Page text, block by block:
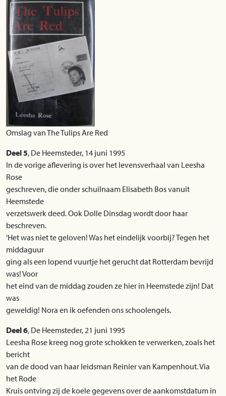
Omslag van The Tulips Are Red
Deel 5, De Heemsteder, 14 juni 1995
In de vorige aflevering is over het levensverhaal van Leesha
Rose
geschreven, die onder schuilnaam Elisabeth Bos vanuit
Heemstede
verzetswerk deed. Ook Dolle Dinsdag wordt door haar
beschreven.
‘Het was niet te geloven! Was het eindelijk voorbij? Tegen het
middaguur
ging als een lopend vuurtje het gerucht dat Rotterdam bevrijd
was! Voor
het eind van de middag zouden ze hier in Heemstede zijn! Dat
was
geweldig! Nora en ik oefenden ons schoolengels.
Deel 6, De Heemsteder, 21 juni 1995
Leesha Rose kreeg nog grote schokken te verwerken, zoals het
bericht
van de dood van haar leidsman Reinier van Kampenhout. Via
het Rode
Kruis ontving zij de koele gegevens over de aankomstdatum in